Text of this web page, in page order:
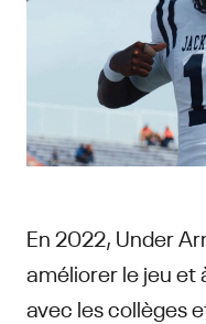
En 2022, Under
améliorer le jeu et
avec les collèges